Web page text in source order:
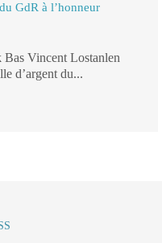
GdR à l’honneur
Bas Vincent Lostanlen
d’argent du...